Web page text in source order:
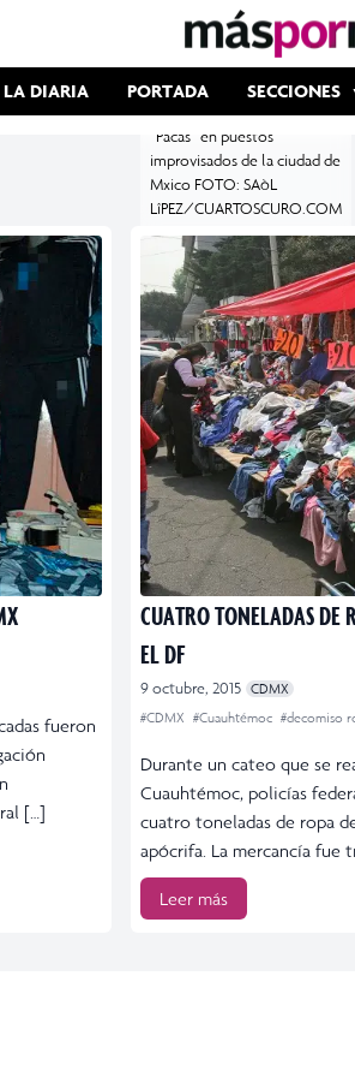
LA DIARIA PORTADA SECCIONES
fueron
[…]
MXICO, D.F., 28ENERO2011.-
Personas compran ropa
usada de las denominadas
“Pacas” en puestos
improvisados de la ciudad de
Mxico FOTO: SAòL
LîPEZ/CUARTOSCURO.COM
CUATRO TONELADAS DE
EL DF
9 octubre, 2015 CDMX
#CDMX #Cuauhtémoc #decomiso
Durante un cateo que se
Cuauhtémoc, policías
cuatro toneladas de ropa
apócrifa. La mercancía fue
Leer más